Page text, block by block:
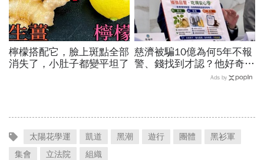
檸檬搭配它，臉上斑點全部
消失了，小肚子都變平坦了
慈濟被騙10億為何5年不報
警、錢找到才認？他好奇：
當年財報怎麼編…陳時中背
Ads by
太陽花學運 凱道 黑潮 遊行 團體
黑衫軍
集會
立法院 組織